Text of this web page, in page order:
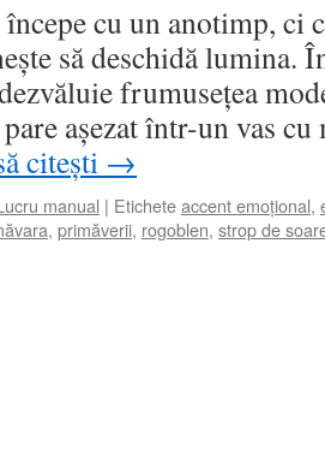
cu un anotimp, ci
să deschidă lumina.
frumusețea
așezat într-un vas
citești →
manual | Eticheteaccent emoțional,
, primăverii, rogoblen, strop de